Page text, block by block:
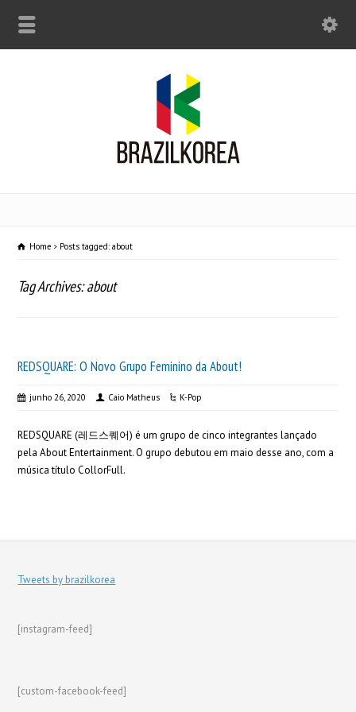
Home Posts tagged: about
Tag Archives: about
REDSQUARE: O Novo Grupo Feminino da About!
junho 26, 2020 Caio Matheus K-Pop
REDSQUARE (레드스퀘어) é um grupo de cinco integrantes lançado
pela About Entertainment. O grupo debutou em maio desse ano, com a
música título CollorFull.
Tweets by brazilkorea
[instagram-feed]
[custom-facebook-feed]